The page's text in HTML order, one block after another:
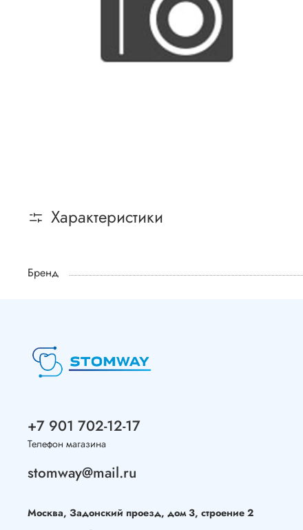
Характеристики
Бренд
+7 901 702-12-17
Телефон магазина
stomway@mail.ru
Москва, Задонский проезд, дом 3, строение 2